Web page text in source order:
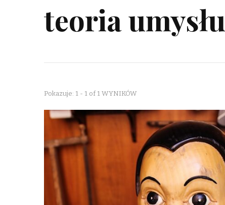
teoria umysłu
Pokazuje: 1 - 1 of 1 WYNIKÓW